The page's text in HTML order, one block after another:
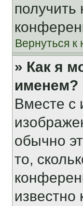
получить
Вернуться к
» Как я
именем?
Вместе с
обычно
то,
известно